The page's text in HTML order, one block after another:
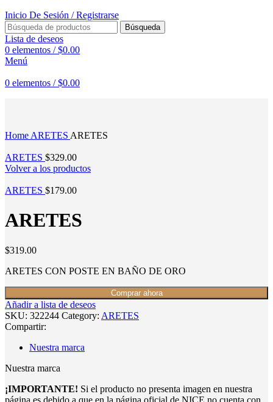
Inicio De Sesión / Registrarse
Búsqueda
Lista de deseos
0 elementos / $0.00
Menú
0 elementos / $0.00
Home ARETES ARETES
ARETES $329.00
Volver a los productos
ARETES $179.00
ARETES
$319.00
ARETES CON POSTE EN BAÑO DE ORO
Comprar ahora
Añadir a lista de deseos
SKU: 322244 Category: ARETES
Compartir:
Nuestra marca
Nuestra marca
¡IMPORTANTE! Si el producto no presenta imagen en nuestra
página es debido a que en la página oficial de NICE no cuenta con